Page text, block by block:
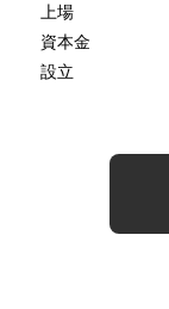
上場
資本金
設立